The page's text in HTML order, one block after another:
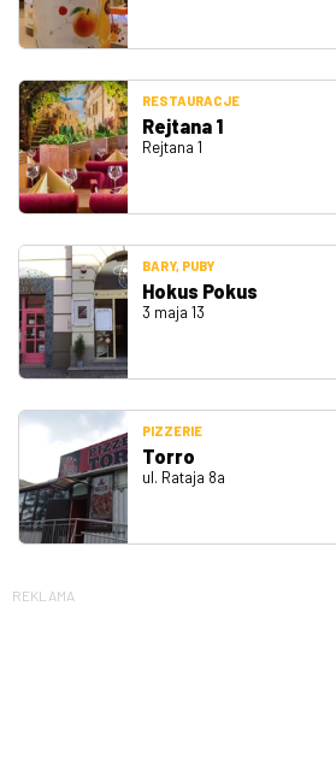
RESTAURACJE
Rejtana 1
Rejtana 1
BARY, PUBY
Hokus Pokus
3 maja 13
PIZZERIE
Torro
ul. Rataja 8a
REKLAMA